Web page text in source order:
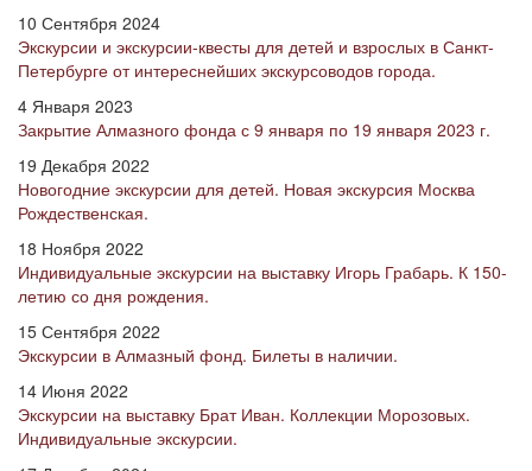
10 Сентября 2024
Экскурсии и экскурсии-квесты для детей и взрослых в Санкт-
Петербурге от интереснейших экскурсоводов города.
4 Января 2023
Закрытие Алмазного фонда с 9 января по 19 января 2023 г.
19 Декабря 2022
Новогодние экскурсии для детей. Новая экскурсия Москва
Рождественская.
18 Ноября 2022
Индивидуальные экскурсии на выставку Игорь Грабарь. К 150-
летию со дня рождения.
15 Сентября 2022
Экскурсии в Алмазный фонд. Билеты в наличии.
14 Июня 2022
Экскурсии на выставку Брат Иван. Коллекции Морозовых.
Индивидуальные экскурсии.